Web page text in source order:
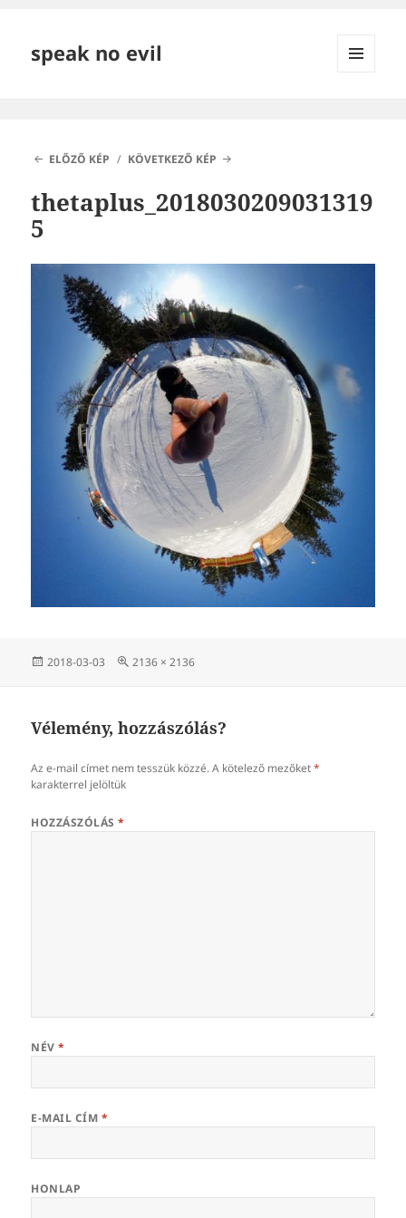
speak no evil
ELŐZŐ KÉP KÖVETKEZŐ KÉP
thetaplus_2018030209031319
5
Közzétéve
2018-03-03
Teljes
2136 × 2136
Vélemény, hozzászólás?
Az e-mail címet nem tesszük közzé. A kötelező mezőket*
karakterrel jelöltük
HOZZÁSZÓLÁS*
NÉV*
E-MAIL CÍM *
HONLAP